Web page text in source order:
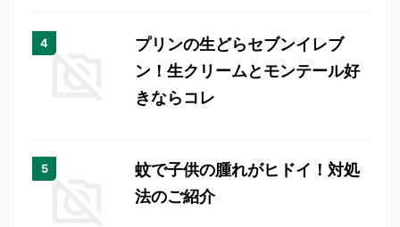
プリンの生どらセブンイレブ
ン！生クリームとモンテール好
きならコレ
蚊で子供の腫れがヒドイ！対処
法のご紹介